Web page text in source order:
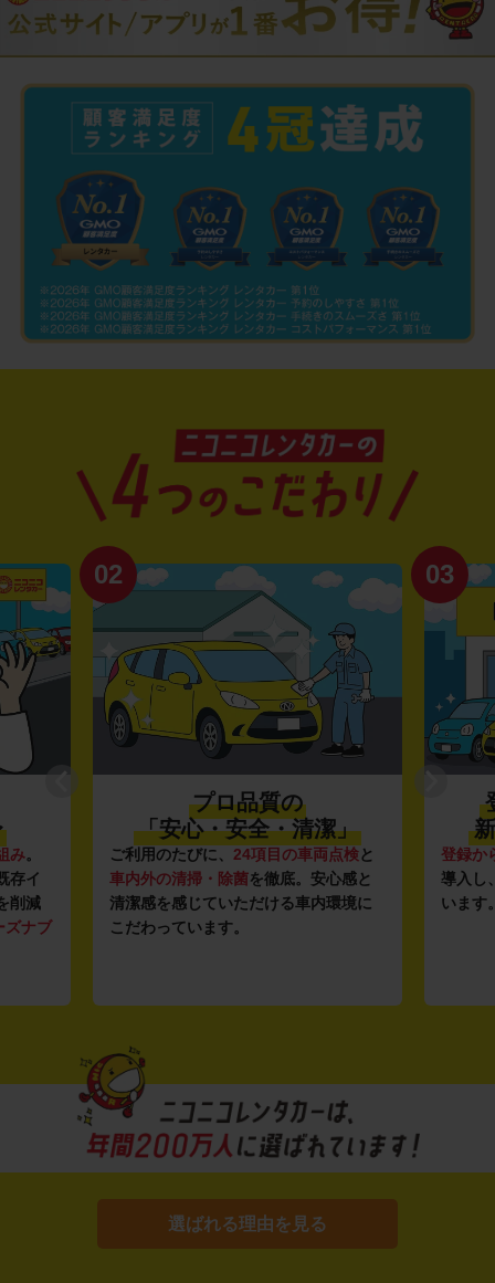
み。
存イ
削減
ズナブ
02
プロ品質の
「安心・安全・清潔」
ご利用のたびに、 24項目の車両点検と
車内外の清掃・除菌を徹底。安心感と
清潔感を感じていただける車内環境に
こだわっています。
03
登録か
導入し
います
選ばれる理由を見る